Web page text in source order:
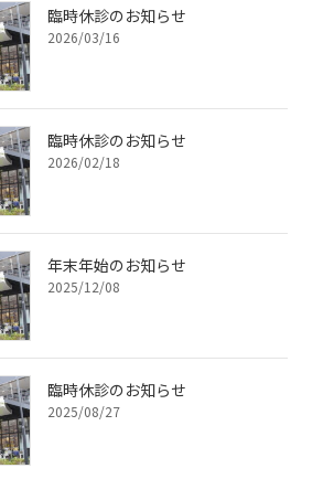
臨時休診のお知らせ
2026/03/16
臨時休診のお知らせ
2026/02/18
年末年始のお知らせ
2025/12/08
臨時休診のお知らせ
2025/08/27